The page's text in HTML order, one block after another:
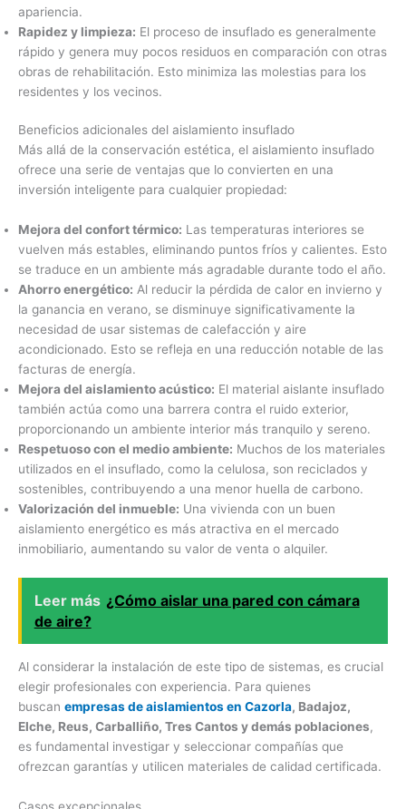
apariencia.
Rapidez y limpieza: El proceso de insuflado es generalmente
rápido y genera muy pocos residuos en comparación con otras
obras de rehabilitación. Esto minimiza las molestias para los
residentes y los vecinos.
Beneficios adicionales del aislamiento insuflado
Más allá de la conservación estética, el aislamiento insuflado
ofrece una serie de ventajas que lo convierten en una
inversión inteligente para cualquier propiedad:
Mejora del confort térmico: Las temperaturas interiores se
vuelven más estables, eliminando puntos fríos y calientes. Esto
se traduce en un ambiente más agradable durante todo el año.
Ahorro energético: Al reducir la pérdida de calor en invierno y
la ganancia en verano, se disminuye significativamente la
necesidad de usar sistemas de calefacción y aire
acondicionado. Esto se refleja en una reducción notable de las
facturas de energía.
Mejora del aislamiento acústico: El material aislante insuflado
también actúa como una barrera contra el ruido exterior,
proporcionando un ambiente interior más tranquilo y sereno.
Respetuoso con el medio ambiente: Muchos de los materiales
utilizados en el insuflado, como la celulosa, son reciclados y
sostenibles, contribuyendo a una menor huella de carbono.
Valorización del inmueble: Una vivienda con un buen
aislamiento energético es más atractiva en el mercado
inmobiliario, aumentando su valor de venta o alquiler.
Leer más ¿Cómo aislar una pared con cámara
de aire?
Al considerar la instalación de este tipo de sistemas, es crucial
elegir profesionales con experiencia. Para quienes
buscan empresas de aislamientos en Cazorla, Badajoz,
Elche, Reus, Carballiño, Tres Cantos y demás poblaciones,
es fundamental investigar y seleccionar compañías que
ofrezcan garantías y utilicen materiales de calidad certificada.
Casos excepcionales